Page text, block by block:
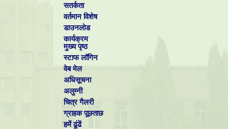
सतर्कता
वर्तमान विशेष
डाउनलोड
कार्यक्रम
मुख्य पृष्ठ
स्टाफ लॉगिन
वेब मेल
अधिसूचना
अलुम्नी
चित्र गैलरी
ग्राहक पूछताछ
हमें ढूंढें